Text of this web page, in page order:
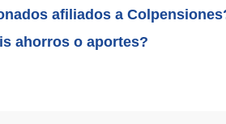
afiliados a
ahorros o aportes?